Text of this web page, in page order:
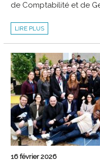
de Comptabilité et de
LE
SYNDROME
L’IMPOSTEUR
UN
SENTIMENT
FRÉQUENT
CHEZ
LES
JEUNES
PROFESSIONNELS
LIRE PLUS
16 février 2026